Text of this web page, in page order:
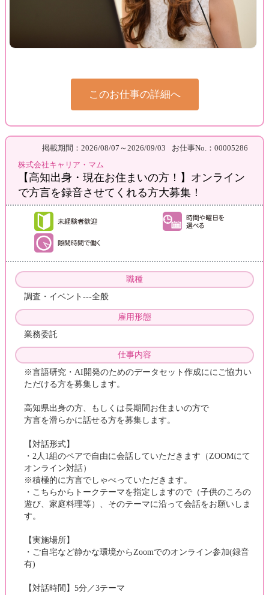
このお仕事の詳細へ
掲載期間：2026/08/07～2026/09/03
お仕事No.：00005286
株式会社キャリア・マム
【高知出身・現在お住まいの方！】オンライン
で方言を録音させてくれる方大募集！
職種
調査・イベント---全般
雇用形態
業務委託
仕事内容
※言語研究・AI開発のためのデータセット作成ににご協力い
ただける方を募集します。
高知県出身の方、もしくは長期間お住まいの方で
方言を滑らかに話せる方を募集します。
【対話形式】
・2人1組のペアで自由に会話していただきます（ZOOMにて
オンライン対話）
※積極的に方言でしゃべっていただきます。
・こちらからトークテーマを指定しますので（子供のころの
遊び、家庭料理等）、そのテーマに沿って会話をお願いしま
す。
【実施場所】
・ご自宅など静かな環境からZoomでのオンライン参加(録音
有)
【対話時間】5分／3テーマ